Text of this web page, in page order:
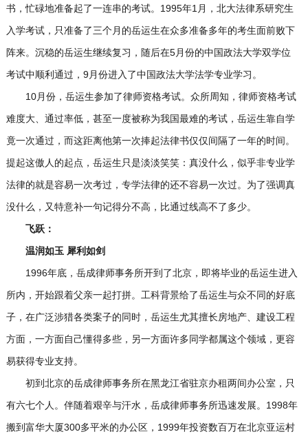
书，忙碌地准备起了一连串的考试。1995年1月，北大法律系研究生
入学考试，只准备了三个月的岳运生在众多准备多年的考生面前败下
阵来。沉稳的岳运生继续复习，随后在5月份的中国政法大学双学位
考试中顺利通过，9月份进入了中国政法大学法学专业学习。
10月份，岳运生参加了律师资格考试。众所周知，律师资格考试
难度大、通过率低，甚至一度被称为我国最难的考试，岳运生靠自学
竟一次通过，而这距离他第一次捧起法律书仅仅间隔了一年的时间。
提起这傲人的起点，岳运生只是淡淡笑笑：真没什么，似乎非专业学
法律的就是容易一次考过，专学法律的还不容易一次过。为了强调真
没什么，又特意补一句记得分不高，比通过线高不了多少。
飞跃：
温润如玉 犀利如剑
1996年底，岳成律师事务所开到了北京，即将毕业的岳运生进入
所内，开始跟着父亲一起打拼。工科背景给了岳运生与众不同的好底
子，在广泛涉猎各类案子的同时，岳运生尤其擅长房地产、建设工程
方面，一方面自己懂得多些，另一方面许多同学都属这个领域，更容
易获得专业支持。
初到北京的岳成律师事务所在黑龙江省驻京办租两间办公室，只
有六七个人。伴随着艰辛与汗水，岳成律师事务所迅速发展。1998年
搬到富华大厦300多平米的办公区，1999年投资数百万在北京亚运村